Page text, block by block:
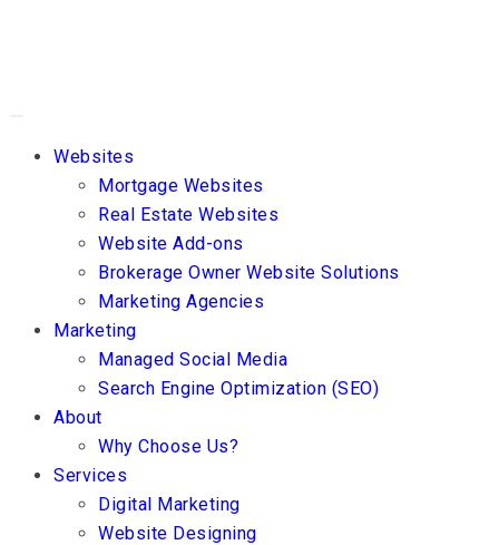
Websites
Mortgage Websites
Real Estate Websites
Website Add-ons
Brokerage Owner Website Solutions
Marketing Agencies
Marketing
Managed Social Media
Search Engine Optimization (SEO)
About
Why Choose Us?
Services
Digital Marketing
Website Designing